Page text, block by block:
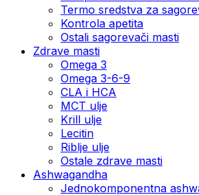
Termo sredstva za
Kontrola apetita
Ostali sagorevači masti
Zdrave masti
Omega 3
Omega 3-6-9
CLA i HCA
MCT ulje
Krill ulje
Lecitin
Riblje ulje
Ostale zdrave masti
Ashwagandha
Jednokomponentna